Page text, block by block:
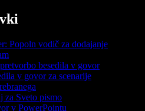
Popoln vodič za dodajanje
besedila v govor
v govor za scenarije
za Sveto pismo
v PowerPointu